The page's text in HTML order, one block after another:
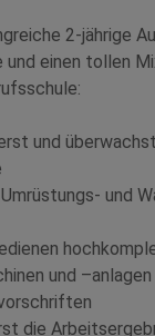
2-jährige
und einen tollen
und
und
und
die